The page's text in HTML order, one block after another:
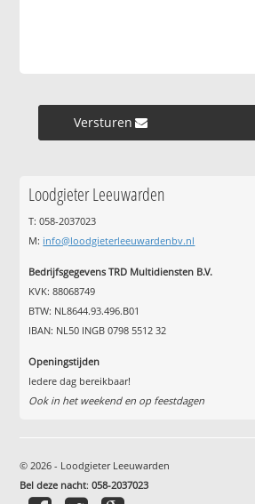
Versturen »
Loodgieter Leeuwarden
T: 058-2037023
M: info@loodgieterleeuwardenbv.nl
Bedrijfsgegevens TRD Multidiensten B.V.
KVK: 88068749
BTW: NL8644.93.496.B01
IBAN: NL50 INGB 0798 5512 32
Openingstijden
Iedere dag bereikbaar!
Ook in het weekend en op feestdagen
© 2026 - Loodgieter Leeuwarden
Bel deze nacht:058-2037023